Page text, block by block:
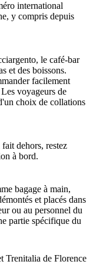
international
y compris depuis
le café-bar
et des boissons.
facilement
voyageurs de
choix de collations
dehors, restez
à bord.
bagage à main,
et placés dans
ou au personnel du
partie spécifique du
Trenitalia de Florence